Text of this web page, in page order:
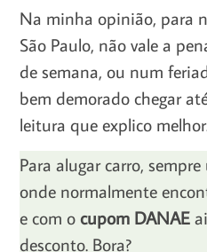
Na minha opinião, para
São Paulo, não vale a
de semana, ou num
bem demorado chegar
leitura que explico
Para alugar carro,
onde normalmente
e com ocupom DANAE
desconto. Bora?